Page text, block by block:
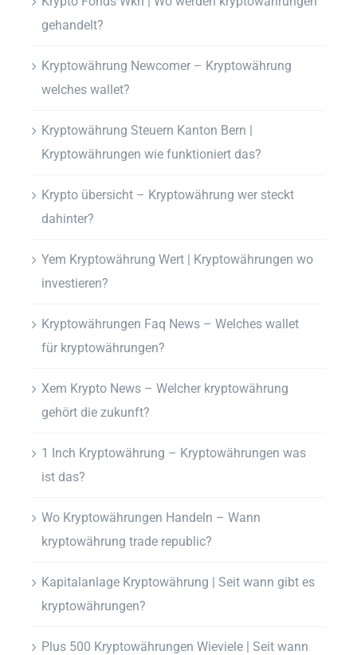
gehandelt?
Kryptowährung Newcomer – Kryptowährung
welches wallet?
Kryptowährung Steuern Kanton Bern |
Kryptowährungen wie funktioniert das?
Krypto übersicht – Kryptowährung wer steckt
dahinter?
Yem Kryptowährung Wert | Kryptowährungen wo
investieren?
Kryptowährungen Faq News – Welches wallet
für kryptowährungen?
Xem Krypto News – Welcher kryptowährung
gehört die zukunft?
1 Inch Kryptowährung – Kryptowährungen was
ist das?
Wo Kryptowährungen Handeln – Wann
kryptowährung trade republic?
Kapitalanlage Kryptowährung | Seit wann gibt es
kryptowährungen?
Plus 500 Kryptowährungen Wieviele | Seit wann